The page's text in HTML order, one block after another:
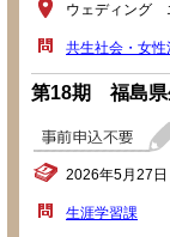
ウェディング
共生社会・女
第18期 福島県
2026年5月27日
生涯学習課